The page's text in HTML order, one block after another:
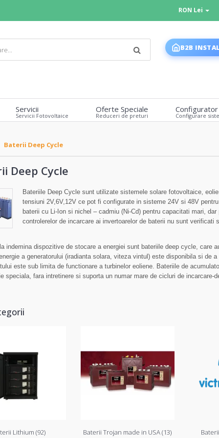
RON Lei
B2B
Servicii
Servicii Fotovoltaice
Oferte Speciale
Reduceri de preturi
Configurator
Configurare
Baterii Deep Cycle
Deep Cycle
Bateriile Deep Cycle sunt utilizate sistemele solare fotovoltaice,
tensiuni 2V,6V,12V ce pot fi configurate in sisteme 24V si 48V
baterii cu Li-Ion si nichel – cadmiu (Ni-Cd) pentru capacitati mari,
controlerelor de incarcare ai invertoarelor de baterii nu sunt verificati
indemina dispozitive de stocare a energiei sunt bateriile deep cycle, care
a generatorului (iradianta solara, viteza vintul) este disponibila si de
este sub limita de functionare a turbinelor eoliene. Bateriile de
speciala, fara intretinere si suporta un numar mare de cicluri de incarcare-
Lithium (92) Baterii Trojan made in USA (13)